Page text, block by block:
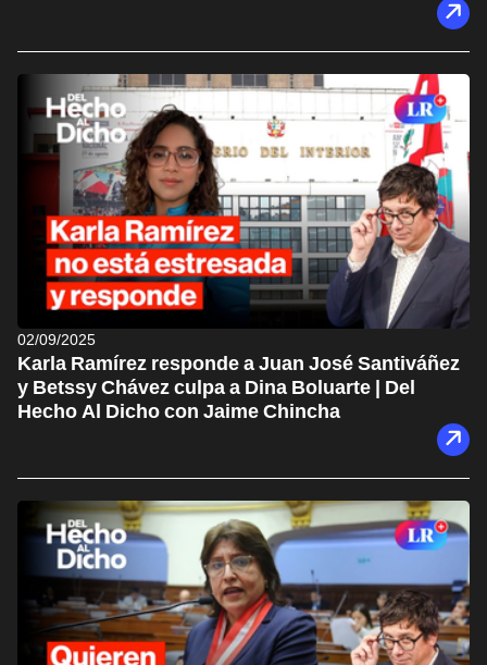
02/09/2025
Karla Ramírez responde a Juan José Santiváñez
y Betssy Chávez culpa a Dina Boluarte | Del
Hecho Al Dicho con Jaime Chincha